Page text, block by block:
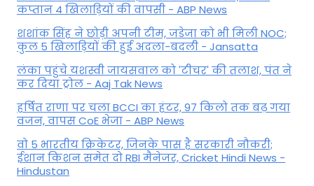
कप्तान 4 खिलाड़ियों की वापसी - ABP News
शशांक सिंह ने छोड़ी अपनी टीम, जडेजा को भी मिली NOC;
कुल 5 खिलाड़ियों की हुई अदला-बदली - Jansatta
लंका पहुंचे यशस्वी जायसवाल को 'टीचर' की तलाश, पंत ने
कर द‍िया ट्रोल - Aaj Tak News
हर्षित राणा पर चला BCCI का हंटर, 97 किलो तक बढ़ गया
वजन, वापस CoE भेजा - ABP News
वो 5 भारतीय क्रिकेटर, जिनके पास है सरकारी नौकरी;
ईशान किशन समेत दो RBI मैनेजर, Cricket Hindi News -
Hindustan